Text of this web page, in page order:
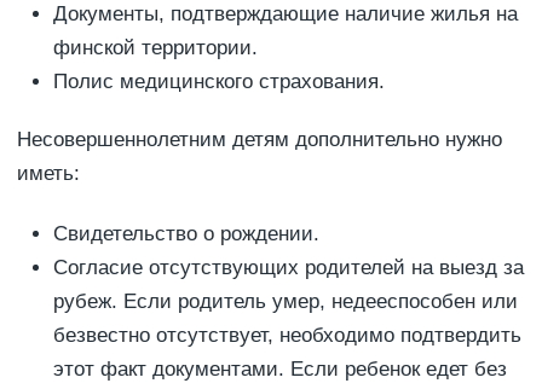
Документы, подтверждающие наличие жилья на
финской территории.
Полис медицинского страхования.
Несовершеннолетним детям дополнительно нужно
иметь:
Свидетельство о рождении.
Согласие отсутствующих родителей на выезд за
рубеж. Если родитель умер, недееспособен или
безвестно отсутствует, необходимо подтвердить
этот факт документами. Если ребенок едет без